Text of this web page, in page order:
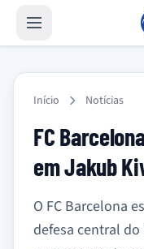
Início Notícias
FC
em Jakub
O FC Barcelona
defesa central do